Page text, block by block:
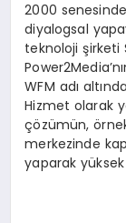
2000
diyalogsal
teknoloji şirketi
WFM adı
Hizmet olarak
çözümün,
merkezinde
yaparak